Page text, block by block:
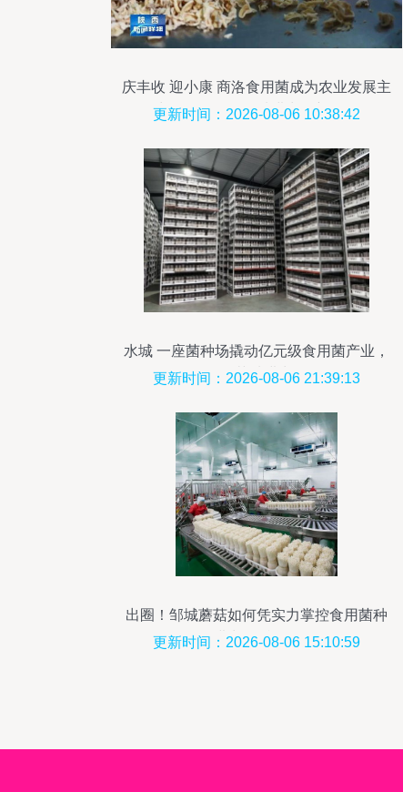
庆丰收 迎小康 商洛食用菌成为农业发展主
力军——探析品种进出口新路径
更新时间：2026-08-06 10:38:42
水城 一座菌种场撬动亿元级食用菌产业，
领跑菌种进出口
更新时间：2026-08-06 21:39:13
出圈！邹城蘑菇如何凭实力掌控食用菌种
进出口话语权
更新时间：2026-08-06 15:10:59